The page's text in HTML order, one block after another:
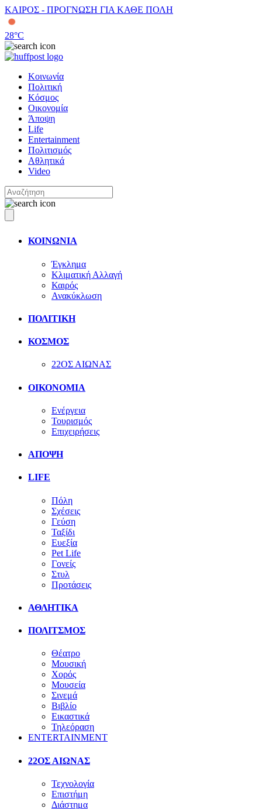
ΚΑΙΡΟΣ - ΠΡΟΓΝΩΣΗ ΓΙΑ ΚΑΘΕ ΠΟΛΗ
28°C
Κοινωνία
Πολιτική
Κόσμος
Οικονομία
Άποψη
Life
Entertainment
Πολιτισμός
Αθλητικά
Video
ΚΟΙΝΩΝΙΑ
Έγκλημα
Κλιματική Αλλαγή
Καιρός
Ανακύκλωση
ΠΟΛΙΤΙΚΗ
ΚΟΣΜΟΣ
22ΟΣ ΑΙΩΝΑΣ
ΟΙΚΟΝΟΜΙΑ
Ενέργεια
Τουρισμός
Επιχειρήσεις
ΑΠΟΨΗ
LIFE
Πόλη
Σχέσεις
Γεύση
Ταξίδι
Ευεξία
Pet Life
Γονείς
Στυλ
Προτάσεις
ΑΘΛΗΤΙΚΑ
ΠΟΛΙΤΣΜΟΣ
Θέατρο
Μουσική
Χορός
Μουσεία
Σινεμά
Βιβλίο
Εικαστικά
Τηλεόραση
ENTERTAINMENT
22ΟΣ ΑΙΩΝΑΣ
Τεχνολογία
Επιστήμη
Διάστημα